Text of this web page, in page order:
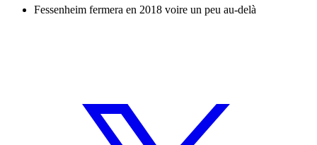
Fessenheim fermera en 2018 voire un peu au-delà